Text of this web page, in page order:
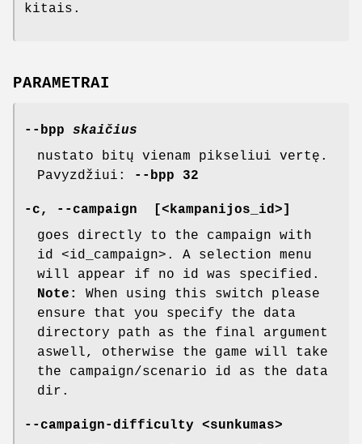
kitais.
PARAMETRAI
--bpp skaičius
nustato bitų vienam pikseliui vertę.
Pavyzdžiui:
--bpp 32
-c, --campaign [<kampanijos_id>]
goes directly to the campaign with
id <id_campaign>. A selection menu
will appear if no id was specified.
Note:
When using this switch please
ensure that you specify the data
directory path as the final argument
aswell, otherwise the game will take
the campaign/scenario id as the data
dir.
--campaign-difficulty <sunkumas>